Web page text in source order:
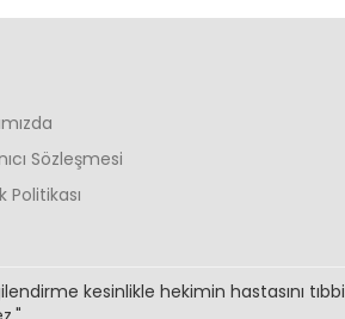
Sözleşmesi
Politikası
kesinlikle hekimin hastasını tıbbi